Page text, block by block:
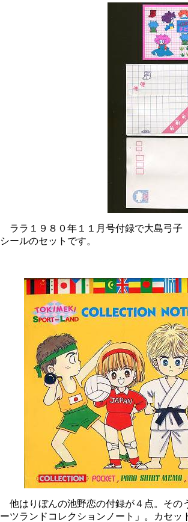
ララ１９８０年１１月号付録で大島弓子
シールのセットです。
他はりぼんの池野恋の付録が４点。その
ーツランドコレクションノート」。カセ